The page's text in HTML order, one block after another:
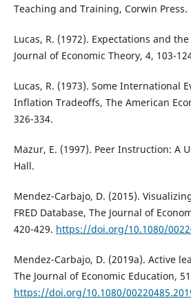
Teaching and Training, Corwin Press.
Lucas, R. (1972). Expectations and
Journal of Economic Theory, 4, 103-
Lucas, R. (1973). Some International
Inflation Tradeoffs, The American
326-334.
Mazur, E. (1997). Peer Instruction: A
Hall.
Mendez-Carbajo, D. (2015).
FRED Database, The Journal of
420-429. https://doi.org/10.1080/
Mendez-Carbajo, D. (2019a). Active
The Journal of Economic Education,
https://doi.org/10.1080/